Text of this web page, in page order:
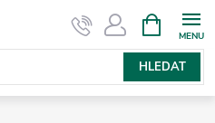
HLEDAT
NÁKUPNÍ
KOŠÍK